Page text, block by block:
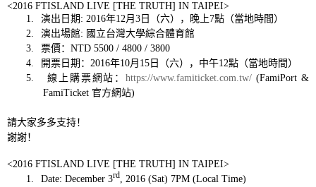
<2016 FTISLAND LIVE [THE TRUTH] IN TAIPEI>
1.
演出日期 : 2016年12月 3日 （六）， 晚上7點（當地時間 ）
2.
演出場館: 國立台灣大學綜合體育館
3.
票價 ： NTD 5500 / 4800 / 3800
4.
開票日期 ： 2016年10月 15日 （六）， 中午12點（當地時間 ）
5.
線上購票網站 ：https://www.famiticket.com.tw/ (FamiPort &
FamiTicket 官方網站)
請大家多多支持！
謝謝！
<2016 FTISLAND LIVE [THE TRUTH] IN TAIPEI>
1.
Date: December 3rd, 2016 (Sat) 7PM (Local Time)